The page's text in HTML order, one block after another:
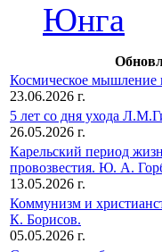
Юнга
Космическое мышление
23.06.2026 г.
5 лет со дня ухода
26.05.2026 г.
Карельский период
провозвестия. Ю. А.
13.05.2026 г.
Коммунизм и
К. Борисов.
05.05.2026 г.